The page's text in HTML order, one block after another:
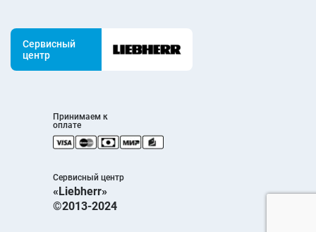
Сервисный
центр
Принимаем к
оплате
Сервисный центр
«Liebherr»
©2013-2024